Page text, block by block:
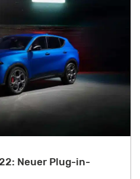
Neuer Plug-in-